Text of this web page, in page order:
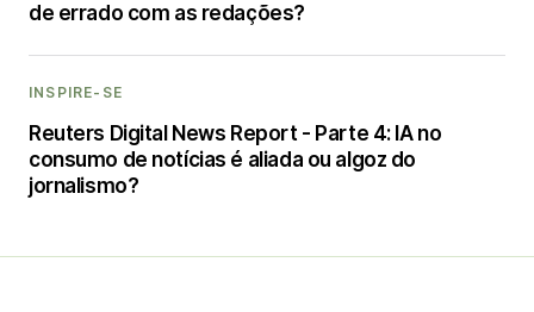
de errado com as redações?
INSPIRE-SE
Reuters Digital News Report - Parte 4: IA no
consumo de notícias é aliada ou algoz do
jornalismo?